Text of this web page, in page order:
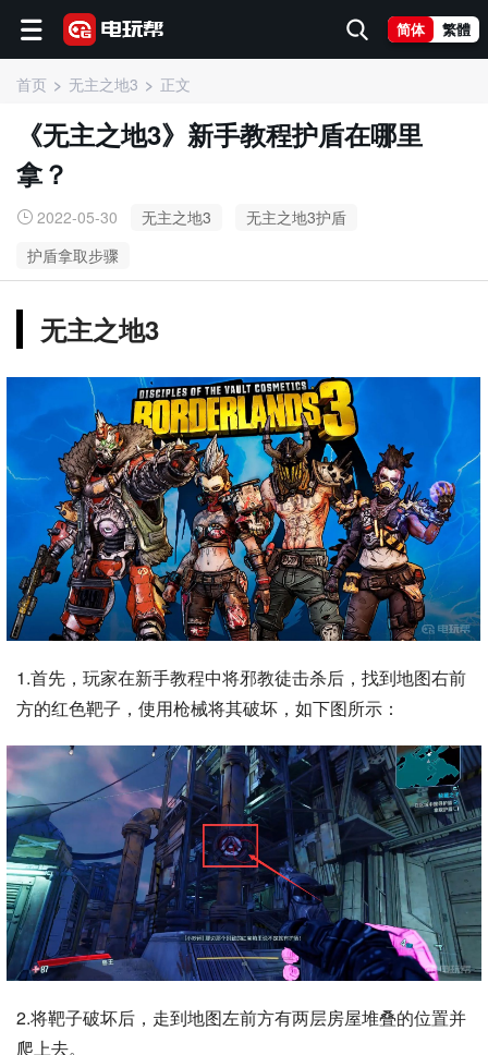
简体 繁體
首页 无主之地3 正文
《无主之地3》新手教程护盾在哪里
拿？
2022-05-30 无主之地3
无主之地3护盾
护盾拿取步骤
无主之地3
1.首先，玩家在新手教程中将邪教徒击杀后，找到地图右前
方的红色靶子，使用枪械将其破坏，如下图所示：
2.将靶子破坏后，走到地图左前方有两层房屋堆叠的位置并
爬上去。